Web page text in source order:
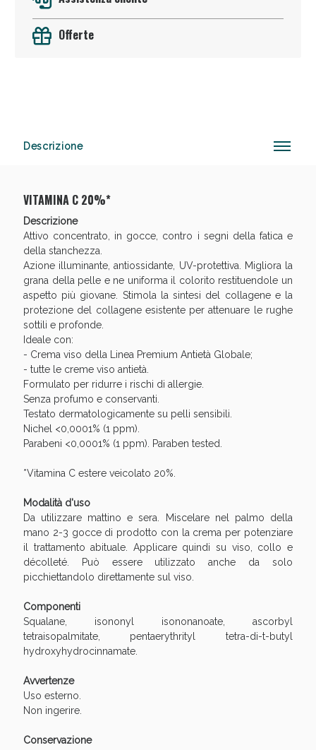
Offerte
Descrizione
VITAMINA C 20%*
Descrizione
Attivo concentrato, in gocce, contro i segni della fatica e
della stanchezza.
Azione illuminante, antiossidante, UV-protettiva. Migliora la
grana della pelle e ne uniforma il colorito restituendole un
aspetto più giovane. Stimola la sintesi del collagene e la
protezione del collagene esistente per attenuare le rughe
sottili e profonde.
Ideale con:
- Crema viso della Linea Premium Antietà Globale;
- tutte le creme viso antietà.
Formulato per ridurre i rischi di allergie.
Senza profumo e conservanti.
Testato dermatologicamente su pelli sensibili.
Nichel <0,0001% (1 ppm).
Parabeni <0,0001% (1 ppm). Paraben tested.
*Vitamina C estere veicolato 20%.
Modalità d'uso
Da utilizzare mattino e sera. Miscelare nel palmo della
mano 2-3 gocce di prodotto con la crema per potenziare
il trattamento abituale. Applicare quindi su viso, collo e
décolleté. Può essere utilizzato anche da solo
picchiettandolo direttamente sul viso.
Componenti
Squalane, isononyl isononanoate, ascorbyl
tetraisopalmitate, pentaerythrityl tetra-di-t-butyl
hydroxyhydrocinnamate.
Avvertenze
Uso esterno.
Non ingerire.
Conservazione
Sconto fino al 55% disponibile oggi!
Vie Urinarie e Prostata: Sconti fino al 45% oggi!